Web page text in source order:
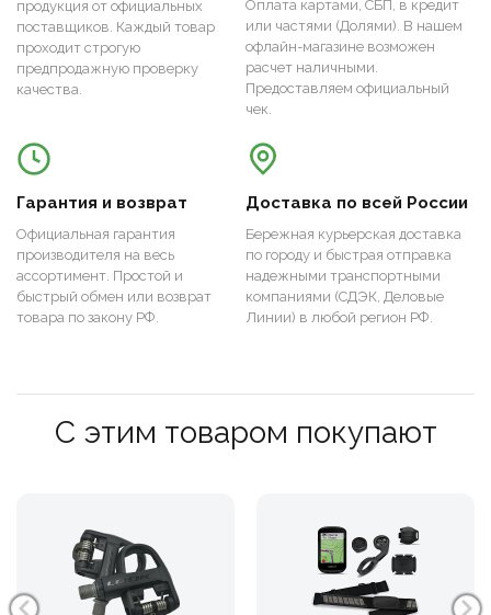
продукция от официальных
поставщиков. Каждый товар
проходит строгую
предпродажную проверку
качества.
Оплата картами, СБП, в кредит
или частями (Долями). В нашем
офлайн-магазине возможен
расчет наличными.
Предоставляем официальный
чек.
Гарантия и возврат
Официальная гарантия
производителя на весь
ассортимент. Простой и
быстрый обмен или возврат
товара по закону РФ.
Доставка по всей России
Бережная курьерская доставка
по городу и быстрая отправка
надежными транспортными
компаниями (СДЭК, Деловые
Линии) в любой регион РФ.
С этим товаром покупают